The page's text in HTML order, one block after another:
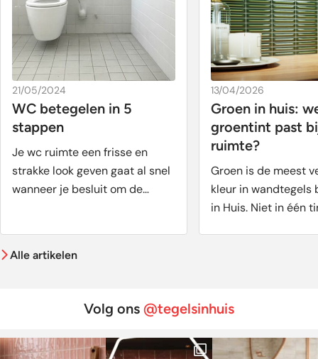
21/05/2024
WC betegelen in 5
stappen
Je wc ruimte een frisse en
strakke look geven gaat al snel
wanneer je besluit om de
13/04/2026
Groen in huis:
groentint past
ruimte?
Groen is de meest
kleur in wandtegels
in Huis. Niet in één
Alle artikelen
Volg ons @tegelsinhuis